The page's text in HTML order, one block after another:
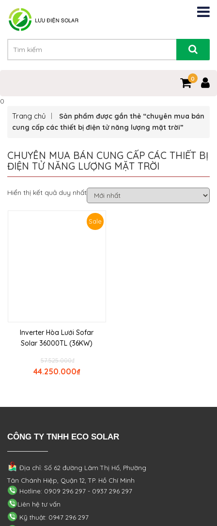
0
0
Trang chủ
Sản phẩm được gắn thẻ “chuyên mua bán
cung cấp các thiết bị điện tử năng lượng mặt trời”
CHUYÊN MUA BÁN CUNG CẤP CÁC THIẾT BỊ
ĐIỆN TỬ NĂNG LƯỢNG MẶT TRỜI
Hiển thị kết quả duy nhất
Sale
Inverter Hòa Lưới Sofar
Solar 36000TL (36KW)
₫
57.525.000
₫
44.250.000
CÔNG TY TNHH ECO SOLAR
Địa chỉ: Số 62 đường Lâm Thị Hố, Phường
Tân Chánh Hiệp, Quận 12, TP. Hồ Chí Minh
Hotline: 0909 296 297 - 0937 296 297
Liên hệ tư vấn
Kỹ thuật: 0947 296 297